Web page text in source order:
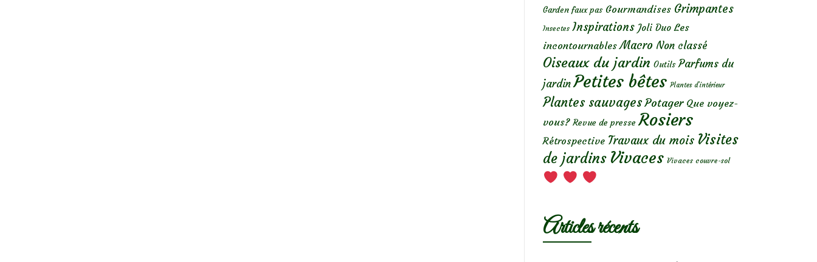
Garden faux pas Gourmandises Grimpantes
Insectes Inspirations Joli Duo Les
incontournables Macro Non classé
Oiseaux du jardin Outils Parfums du
jardin Petites bêtes Plantes d’intérieur
Plantes sauvages Potager Que voyez-
vous? Revue de presse Rosiers
Rétrospective Travaux du mois Visites
de jardins Vivaces Vivaces couvre-sol
Articles récents